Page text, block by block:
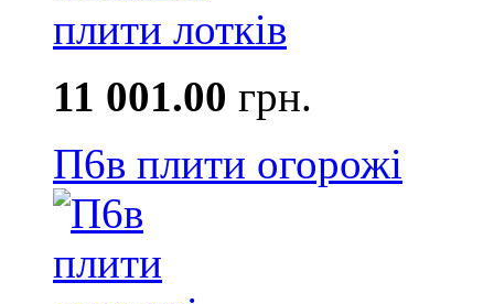
11 001.00 грн.
П6в плити огорожі